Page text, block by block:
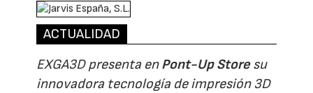
ACTUALIDAD
EXGA3D presenta enPont-Up Storesu
innovadora tecnología de impresión 3D